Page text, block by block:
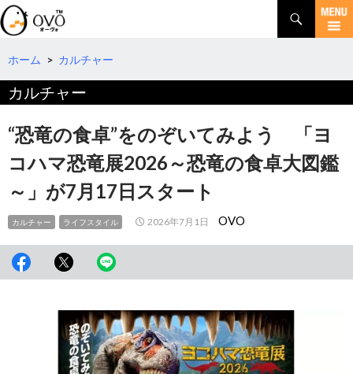
検
索
コ
テ
ツ
へ
移
ホーム > カルチャー
カルチャー
“恐竜の食卓”をのぞいてみよう 「ヨ
コハマ恐竜展2026～恐竜の食卓大図鑑
～」が7月17日スタート
カルチャー ライフスタイル 2026年7月1日 OVO